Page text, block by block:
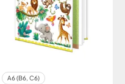
A6 (B6, C6)